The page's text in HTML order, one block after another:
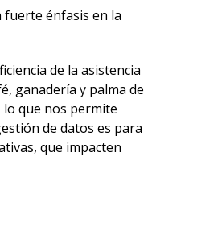
fuerte énfasis en la
de la asistencia
ganadería y palma de
que nos permite
de datos es para
que impacten